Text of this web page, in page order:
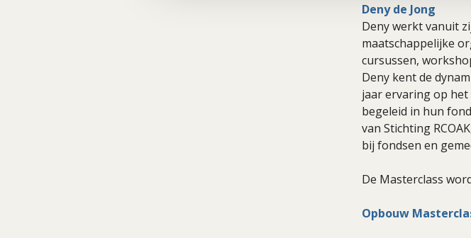
Deny de Jong
Deny werkt vanuit
maatschappelijke
cursussen,
Deny kent de
jaar ervaring op
begeleid in hun
van Stichting
bij fondsen en
De Masterclass
Opbouw